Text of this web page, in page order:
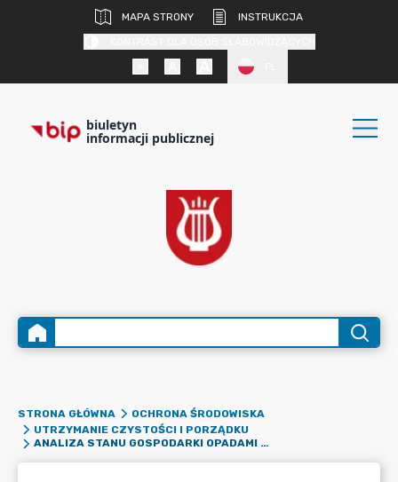
MAPA STRONY
INSTRUKCJA
biuletyn
informacji publicznej
STRONA GŁÓWNA
OCHRONA ŚRODOWISKA
UTRZYMANIE CZYSTOŚCI I PORZĄDKU
ANALIZA STANU GOSPODARKI OPADAMI KOMUNALNYMI W GMINIE WŁOSZAKOWICE ZA 2023 R.